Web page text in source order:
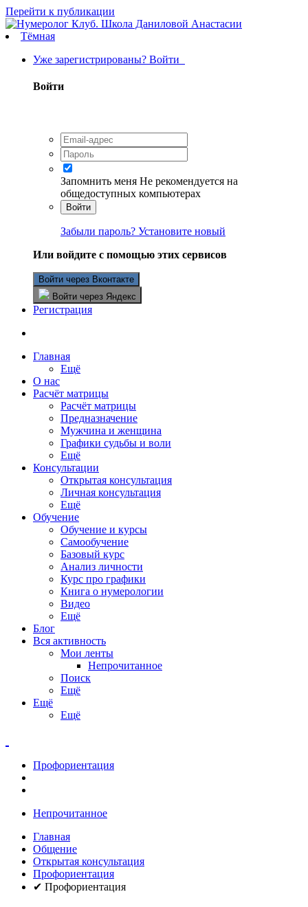
Перейти к публикации
Тёмная
Уже зарегистрированы? Войти
Войти
Запомнить меня Не рекомендуется на
общедоступных компьютерах
Войти
Забыли пароль? Установите новый
Или войдите с помощью этих сервисов
Войти через Вконтакте
Войти через Яндекс
Регистрация
Главная
Ещё
О нас
Расчёт матрицы
Расчёт матрицы
Предназначение
Мужчина и женщина
Графики судьбы и воли
Ещё
Консультации
Открытая консультация
Личная консультация
Ещё
Обучение
Обучение и курсы
Самообучение
Базовый курс
Анализ личности
Курс про графики
Книга о нумерологии
Видео
Ещё
Блог
Вся активность
Мои ленты
Непрочитанное
Поиск
Ещё
Ещё
Ещё
Профориентация
Непрочитанное
Главная
Общение
Открытая консультация
Профориентация
✔ Профориентация